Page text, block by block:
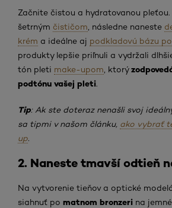
Začnite čistou a hydratovanou
šetrným čističom , následne naneste
krém a ideálne aj podkladovú bázu
produkty lepšie priľnuli a vydržali
tón pleti make-upom , ktorý
podtónu vašej pleti.
Tip: Ak ste doteraz nenašli svoj
sa tipmi v našom článku, ako vybrať
up.
2. Naneste tmavší odtieň
Na vytvorenie tieňov a optické
siahnuť po matnom bronzeri na